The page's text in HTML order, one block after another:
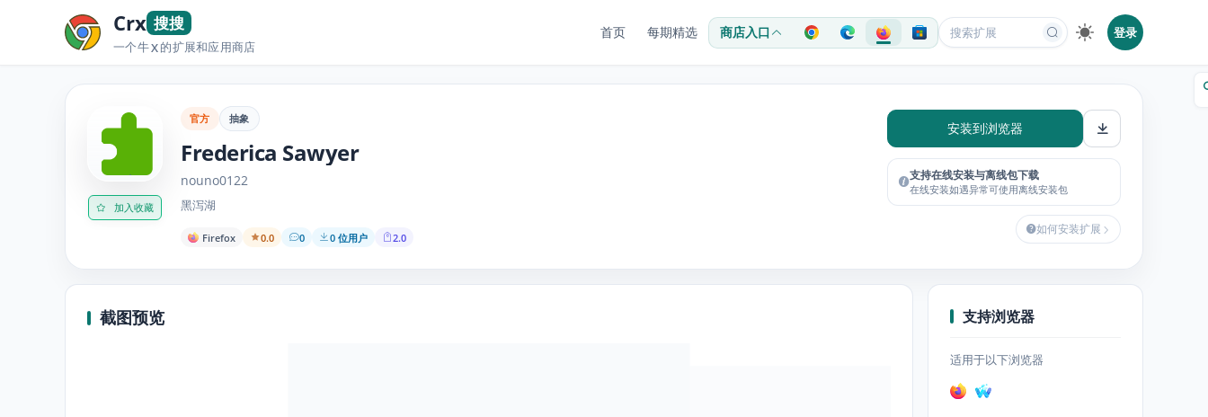
Crx 搜搜
一个牛X的扩展和应用商店
首页 每期精选 商店入口 登录
加入收藏
官方 抽象
Frederica Sawyer
nouno0122
黑泻湖
Firefox 0.0 0 0 位用户 2.0
安装到浏览器
支持在线安装与离线包下载
在线安装如遇异常可使用离线安装包
如何安装扩展
截图预览 支持浏览器
适用于以下浏览器